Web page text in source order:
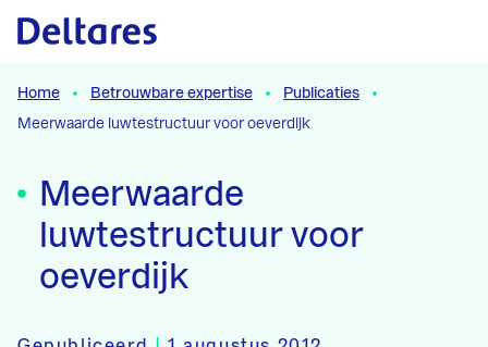
Naar hoofdcontent
Home Betrouwbare expertise
Publicaties
Meerwaarde luwtestructuur voor oeverdijk
Meerwaarde
luwtestructuur voor
oeverdijk